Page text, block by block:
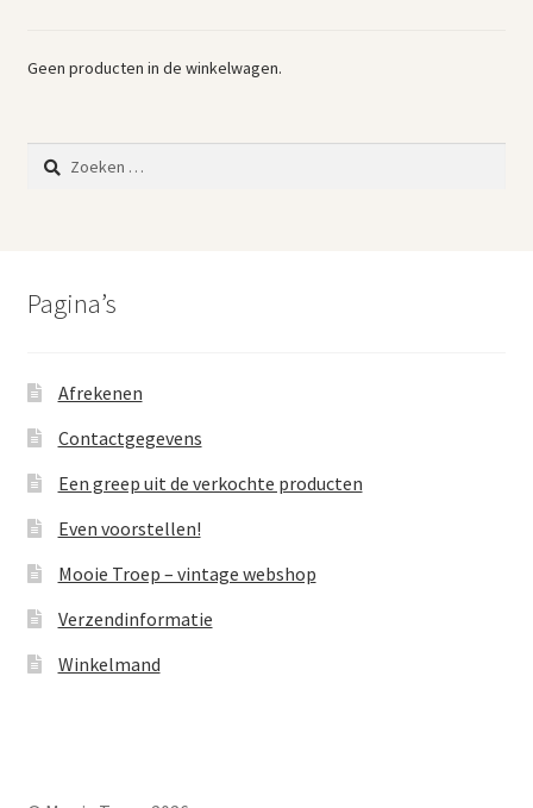
Geen producten in de winkelwagen.
Zoeken
naar:
Pagina’s
Afrekenen
Contactgegevens
Een greep uit de verkochte producten
Even voorstellen!
Mooie Troep – vintage webshop
Verzendinformatie
Winkelmand